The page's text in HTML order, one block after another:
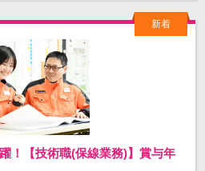
！【技術職(保線業務)】賞与年